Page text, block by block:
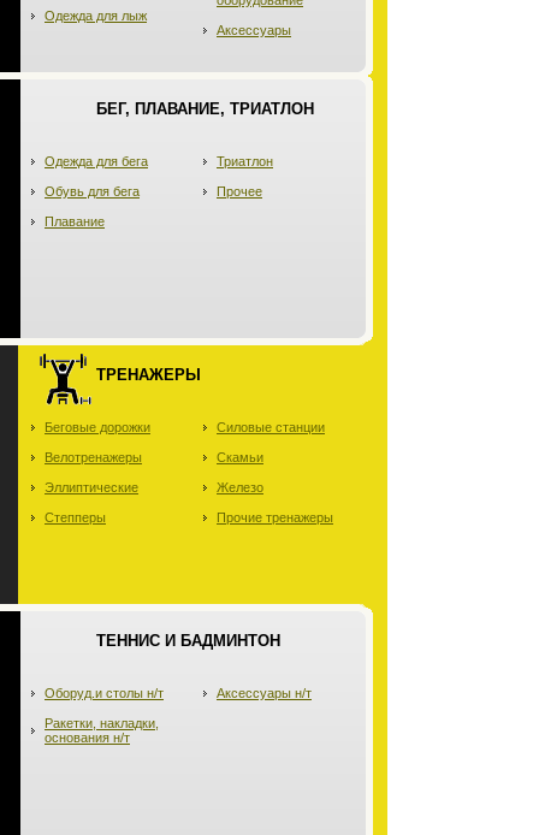
Одежда для лыж
Аксессуары
БЕГ, ПЛАВАНИЕ, ТРИАТЛОН
Одежда для бега
Обувь для бега
Плавание
Триатлон
Прочее
ТРЕНАЖЕРЫ
Беговые дорожки
Велотренажеры
Эллиптические
Степперы
Силовые станции
Скамьи
Железо
Прочие тренажеры
ТЕННИС И БАДМИНТОН
Оборуд.и столы н/т
Ракетки, накладки,
основания н/т
Аксессуары н/т